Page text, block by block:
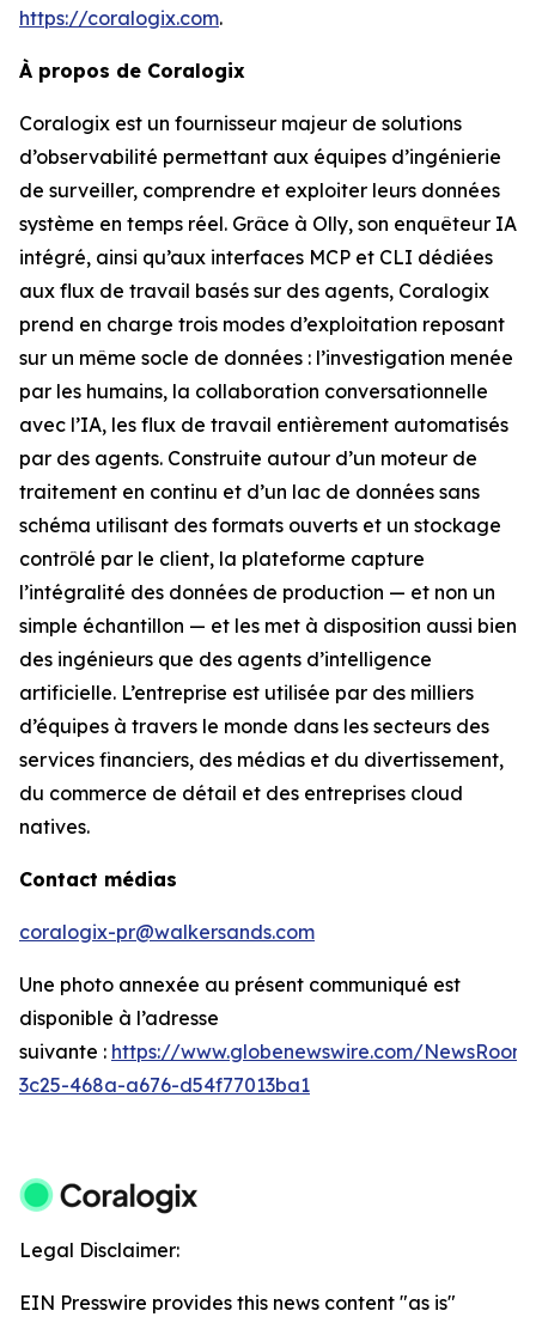
https://coralogix.com.
À propos de Coralogix
Coralogix est un fournisseur majeur de solutions
d’observabilité permettant aux équipes d’ingénierie
de surveiller, comprendre et exploiter leurs données
système en temps réel. Grâce à Olly, son enquêteur IA
intégré, ainsi qu’aux interfaces MCP et CLI dédiées
aux flux de travail basés sur des agents, Coralogix
prend en charge trois modes d’exploitation reposant
sur un même socle de données : l’investigation menée
par les humains, la collaboration conversationnelle
avec l’IA, les flux de travail entièrement automatisés
par des agents. Construite autour d’un moteur de
traitement en continu et d’un lac de données sans
schéma utilisant des formats ouverts et un stockage
contrôlé par le client, la plateforme capture
l’intégralité des données de production — et non un
simple échantillon — et les met à disposition aussi bien
des ingénieurs que des agents d’intelligence
artificielle. L’entreprise est utilisée par des milliers
d’équipes à travers le monde dans les secteurs des
services financiers, des médias et du divertissement,
du commerce de détail et des entreprises cloud
natives.
Contact médias
coralogix-pr@walkersands.com
Une photo annexée au présent communiqué est
disponible à l’adresse
suivante : https://www.globenewswire.com/
3c25-468a-a676-d54f77013ba1
Legal Disclaimer:
EIN Presswire provides this news content "as is"